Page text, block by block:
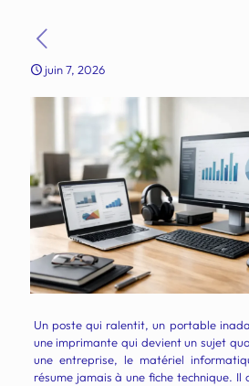
juin 7, 2026
Un poste qui ralentit, un portable
une imprimante qui devient un sujet
une entreprise, le matériel
résume jamais à une fiche technique. Il